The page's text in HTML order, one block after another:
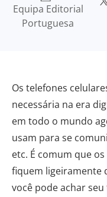
Equipa Editorial
Portuguesa
Os telefones
necessária na era
em todo o mundo
usam para se
etc. É comum que
fiquem ligeiramente
você pode achar